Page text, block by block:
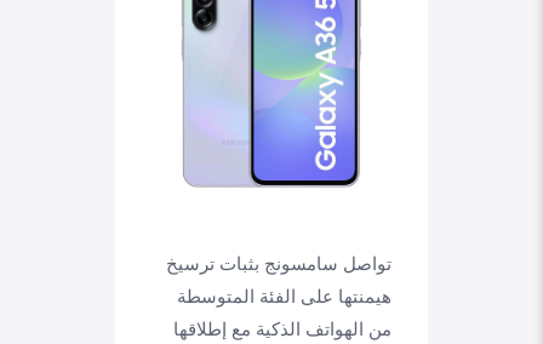
تواصل سامسونج بثبات ترسيخ
هيمنتها على الفئة المتوسطة
من الهواتف الذكية مع إطلاقها